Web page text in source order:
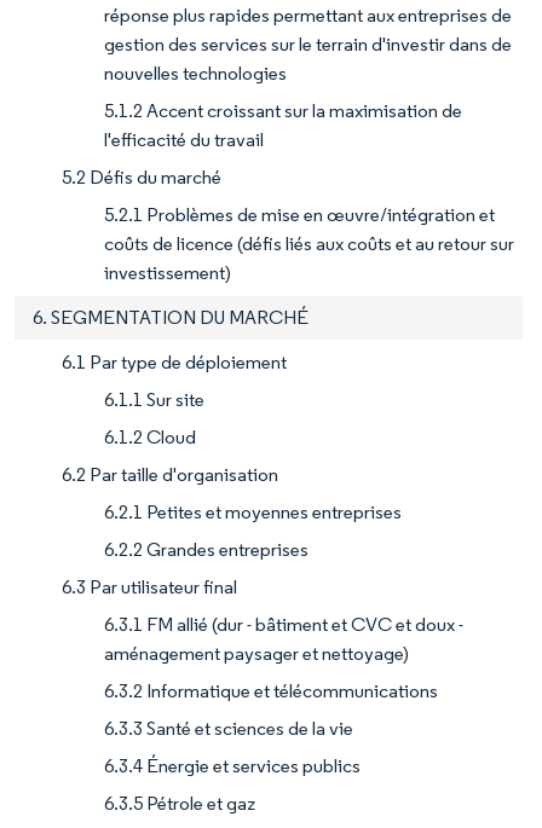
réponse plus rapides permettant aux entreprises de
gestion des services sur le terrain d'investir dans de
nouvelles technologies
5.1.2 Accent croissant sur la maximisation de
l'efficacité du travail
5.2 Défis du marché
5.2.1 Problèmes de mise en œuvre/intégration et
coûts de licence (défis liés aux coûts et au retour sur
investissement)
6. SEGMENTATION DU MARCHÉ
6.1 Par type de déploiement
6.1.1 Sur site
6.1.2 Cloud
6.2 Par taille d'organisation
6.2.1 Petites et moyennes entreprises
6.2.2 Grandes entreprises
6.3 Par utilisateur final
6.3.1 FM allié (dur - bâtiment et CVC et doux -
aménagement paysager et nettoyage)
6.3.2 Informatique et télécommunications
6.3.3 Santé et sciences de la vie
6.3.4 Énergie et services publics
6.3.5 Pétrole et gaz